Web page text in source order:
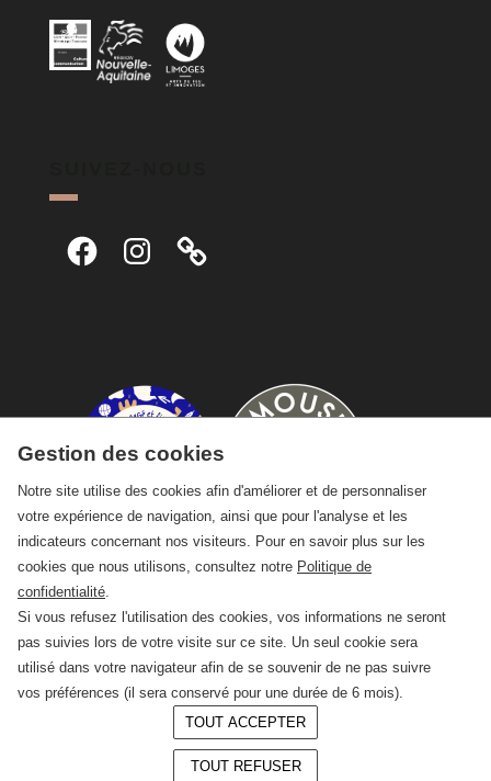
FacebookInstagram
© 2026 —CRAFT Limoges
Gestion des cookies
Notre site utilise des cookies afin d'améliorer et de personnaliser
votre expérience de navigation, ainsi que pour l'analyse et les
indicateurs concernant nos visiteurs. Pour en savoir plus sur les
cookies que nous utilisons, consultez notre Politique de
confidentialité
Si vous refusez l'utilisation des cookies, vos informations ne seront
pas suivies lors de votre visite sur ce site. Un seul cookie sera
utilisé dans votre navigateur afin de se souvenir de ne pas suivre
vos préférences (il sera conservé pour une durée de 6 mois).
TOUT ACCEPTER
TOUT REFUSER